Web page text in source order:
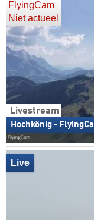
FlyingCam
Niet actueel
Livestream
Hochkönig -
Live